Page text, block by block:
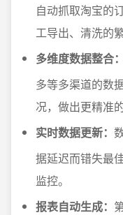
自动抓取淘宝的
工导出、清洗的
多维度数据整合：
多等多渠道的数
况，做出更精准
实时数据更新：
据延迟而错失最
监控。
报表自动生成：